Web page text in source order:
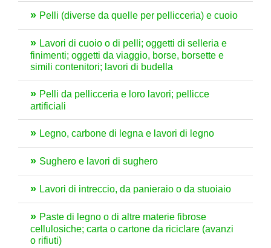
Pelli (diverse da quelle per pellicceria) e cuoio
Lavori di cuoio o di pelli; oggetti di selleria e
finimenti; oggetti da viaggio, borse, borsette e
simili contenitori; lavori di budella
Pelli da pellicceria e loro lavori; pellicce
artificiali
Legno, carbone di legna e lavori di legno
Sughero e lavori di sughero
Lavori di intreccio, da panieraio o da stuoiaio
Paste di legno o di altre materie fibrose
cellulosiche; carta o cartone da riciclare (avanzi
o rifiuti)